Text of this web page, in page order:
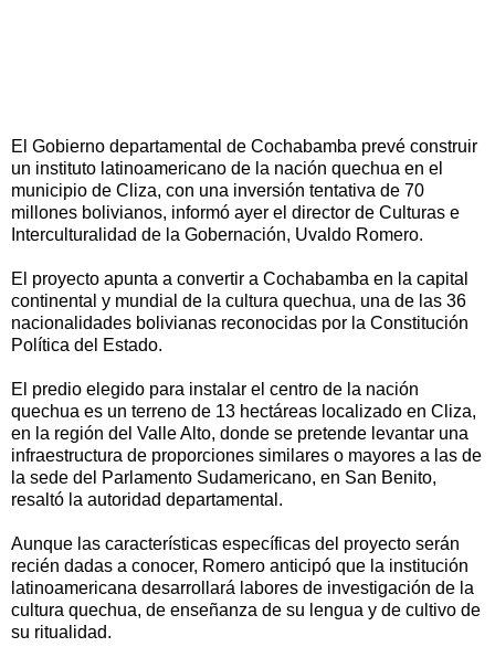
El Gobierno departamental de Cochabamba prevé construir
un instituto latinoamericano de la nación quechua en el
municipio de Cliza, con una inversión tentativa de 70
millones bolivianos, informó ayer el director de Culturas e
Interculturalidad de la Gobernación, Uvaldo Romero.
El proyecto apunta a convertir a Cochabamba en la capital
continental y mundial de la cultura quechua, una de las 36
nacionalidades bolivianas reconocidas por la Constitución
Política del Estado.
El predio elegido para instalar el centro de la nación
quechua es un terreno de 13 hectáreas localizado en Cliza,
en la región del Valle Alto, donde se pretende levantar una
infraestructura de proporciones similares o mayores a las de
la sede del Parlamento Sudamericano, en San Benito,
resaltó la autoridad departamental.
Aunque las características específicas del proyecto serán
recién dadas a conocer, Romero anticipó que la institución
latinoamericana desarrollará labores de investigación de la
cultura quechua, de enseñanza de su lengua y de cultivo de
su ritualidad.